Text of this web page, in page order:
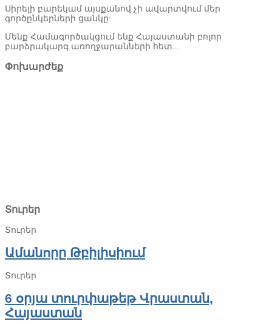
Սիրելի բարեկամ այսքանով չի ավարտվում մեր
գործընկերների ցանկը:
Մենք Համագործակցում ենք Հայաստանի բոլոր
բարձրակարգ առողջարանների հետ...
Փոխարժեք
Տուրեր
Տուրեր
Ամանորը Թբիլիսիում
Տուրեր
6 օրյա տուրփաթեթ Վրաստան,
Հայաստան